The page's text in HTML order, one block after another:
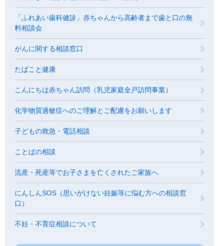
「ふれあい歯科健診」赤ちゃんから高齢者まで歯と口の無
料相談会
がんに関する相談窓口
たばこと健康
こんにちは赤ちゃん訪問（乳児家庭全戸訪問事業）
化学物質過敏症へのご理解とご配慮をお願いします
子どもの救急・電話相談
ことばの相談
流産・死産等でお子さまを亡くされたご家族へ
にんしんSOS（思いがけない妊娠等に悩む方への相談窓
口）
不妊・不育症相談について